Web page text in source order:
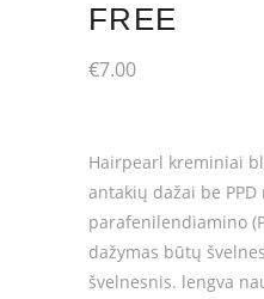
FREE
€7.00
Hairpearl kreminiai
antakių dažai be
parafenilendiamino
dažymas būtų
švelnesnis. lengva